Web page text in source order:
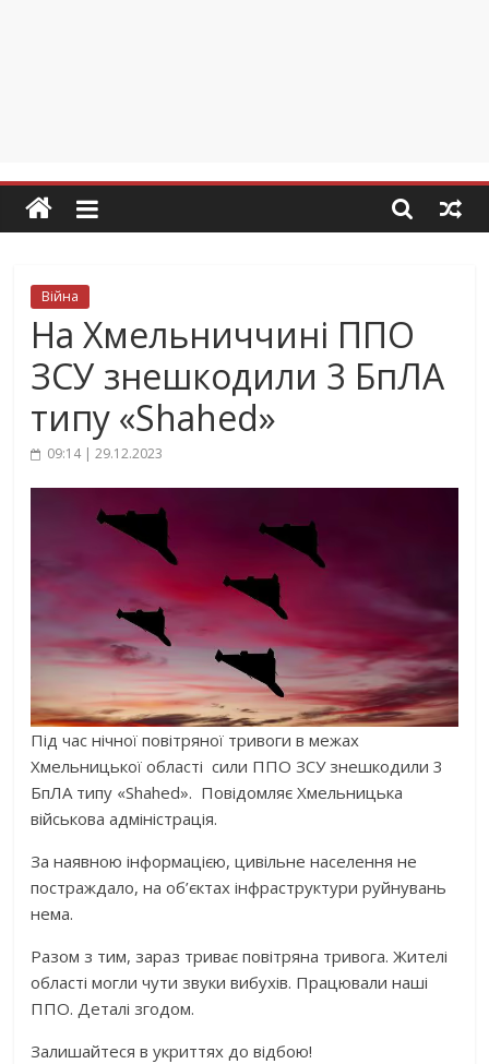
Війна
На Хмельниччині ППО
ЗСУ знешкодили 3 БпЛА
типу «Shahed»
09:14 | 29.12.2023
Під час нічної повітряної тривоги в межах
Хмельницької області сили ППО ЗСУ знешкодили 3
БпЛА типу «Shahed». Повідомляє Хмельницька
військова адміністрація.
За наявною інформацією, цивільне населення не
постраждало, на об’єктах інфраструктури руйнувань
нема.
Разом з тим, зараз триває повітряна тривога. Жителі
області могли чути звуки вибухів. Працювали наші
ППО. Деталі згодом.
Залишайтеся в укриттях до відбою!